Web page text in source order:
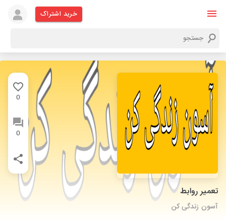
خرید اشتراک
0
0
تعمیر روابط
آسون زندگی کن